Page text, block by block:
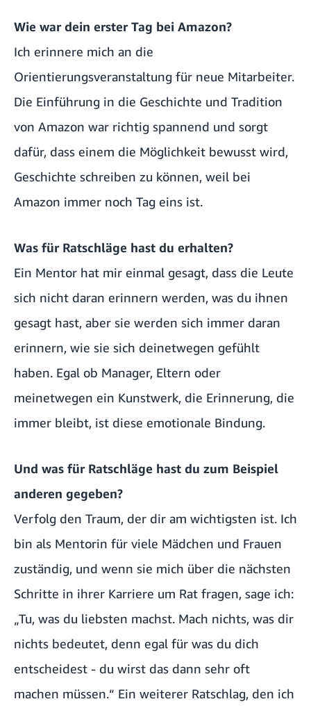
Wie war dein erster Tag bei Amazon?
Ich erinnere mich an die
Orientierungsveranstaltung für neue Mitarbeiter.
Die Einführung in die Geschichte und Tradition
von Amazon war richtig spannend und sorgt
dafür, dass einem die Möglichkeit bewusst wird,
Geschichte schreiben zu können, weil bei
Amazon immer noch Tag eins ist.
Was für Ratschläge hast du erhalten?
Ein Mentor hat mir einmal gesagt, dass die Leute
sich nicht daran erinnern werden, was du ihnen
gesagt hast, aber sie werden sich immer daran
erinnern, wie sie sich deinetwegen gefühlt
haben. Egal ob Manager, Eltern oder
meinetwegen ein Kunstwerk, die Erinnerung, die
immer bleibt, ist diese emotionale Bindung.
Und was für Ratschläge hast du zum Beispiel
anderen gegeben?
Verfolg den Traum, der dir am wichtigsten ist. Ich
bin als Mentorin für viele Mädchen und Frauen
zuständig, und wenn sie mich über die nächsten
Schritte in ihrer Karriere um Rat fragen, sage ich:
„Tu, was du liebsten machst. Mach nichts, was dir
nichts bedeutet, denn egal für was du dich
entscheidest - du wirst das dann sehr oft
machen müssen.“ Ein weiterer Ratschlag, den ich